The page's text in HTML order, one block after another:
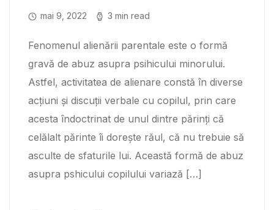
mai 9, 2022 3 min read
Fenomenul alienării parentale este o formă
gravă de abuz asupra psihicului minorului.
Astfel, activitatea de alienare constă în diverse
acțiuni și discuții verbale cu copilul, prin care
acesta îndoctrinat de unul dintre părinți că
celălalt părinte îi dorește răul, că nu trebuie să
asculte de sfaturile lui. Această formă de abuz
asupra pshicului copilului variază […]